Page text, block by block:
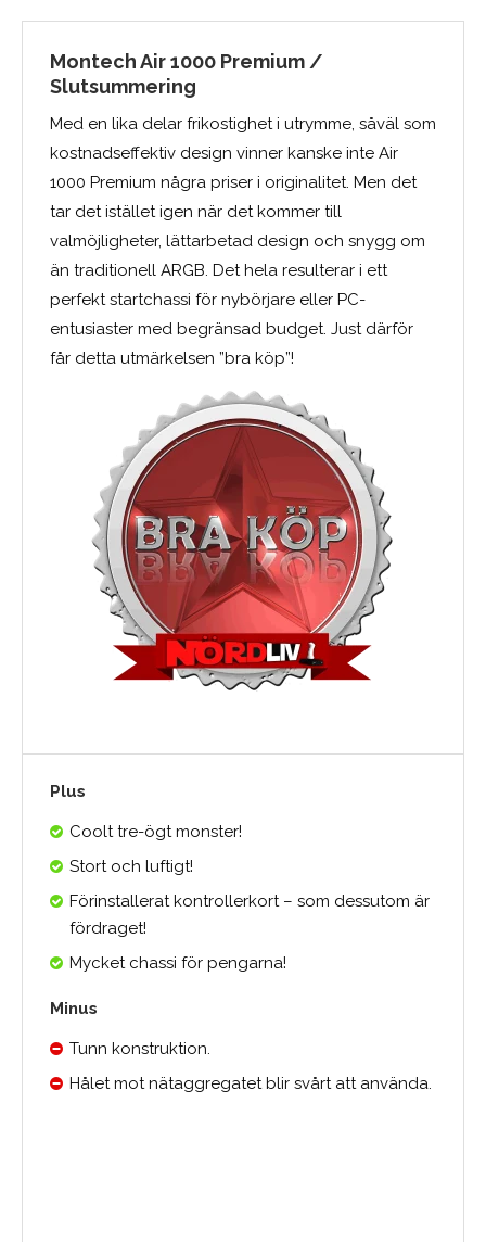
Montech Air 1000 Premium /
Slutsummering
Med en lika delar frikostighet i utrymme, såväl som
kostnadseffektiv design vinner kanske inte Air
1000 Premium några priser i originalitet. Men det
tar det istället igen när det kommer till
valmöjligheter, lättarbetad design och snygg om
än traditionell ARGB. Det hela resulterar i ett
perfekt startchassi för nybörjare eller PC-
entusiaster med begränsad budget. Just därför
får detta utmärkelsen ”bra köp”!
Plus
Coolt tre-ögt monster!
Stort och luftigt!
Förinstallerat kontrollerkort – som dessutom är
fördraget!
Mycket chassi för pengarna!
Minus
Tunn konstruktion.
Hålet mot nätaggregatet blir svårt att använda.